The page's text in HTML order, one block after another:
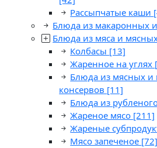
Рассыпчатые каши
Блюда из макаронных
Блюда из мяса и
Колбасы [13]
Жаренное на углях
Блюда из мясных и
консервов [11]
Блюда из
Жареное мясо [211]
Жареные
Мясо запеченое [72]